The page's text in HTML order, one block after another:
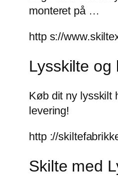
monteret på …
http s://
Lysskilte og
Køb dit ny lysskilt
levering!
http ://
Skilte med